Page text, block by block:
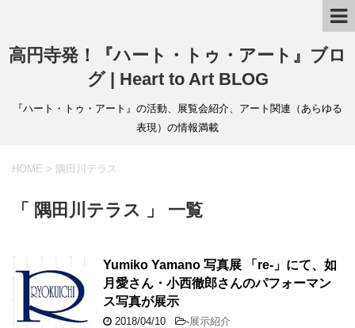
高円寺発！『ハート・トゥ・アート』ブロ
グ | Heart to Art BLOG
『ハート・トゥ・アート』の活動、展覧会紹介、アート関連（あらゆる
表現）の情報満載
HOME > 隅田川テラス
「 隅田川テラス 」 一覧
Yumiko Yamano 写真展 「re-」にて、如
月愛さん・小西徹郎さんのパフォーマン
ス写真が展示
2018/04/10 -展示紹介